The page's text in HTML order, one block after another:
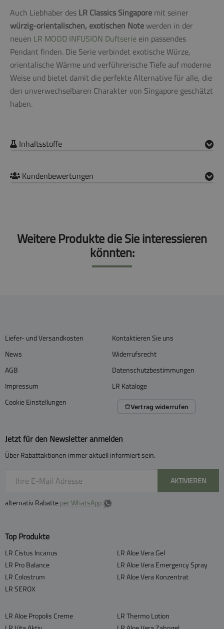
Auch Liebhaber desLR Classics Singaporemit seiner
würzig-orientalischen, exotischen Notewerden in der
neuen LR MOOD INFUSION Duftserieein passendes
Pendant finden. Die Serie verbindet exotische Würze,
orientalische Wärme und verführerische Tiefe auf moderne
Weise und bietet damit die perfekte Alternative für alle, die
den unverwechselbaren Charakter von Singapore geschätzt
haben.
Inhaltsstoffe
Kundenbewertungen
Weitere Produkte die Sie interessieren
könnten:
Liefer- und Versandkosten
News
AGB
Impressum
Cookie Einstellungen
Kontaktieren Sie uns
Widerrufsrecht
Datenschutzbestimmungen
LR Kataloge
Vertrag widerrufen
Jetzt für den Newsletter anmelden
Über Rabattaktionen immer aktuell informiert sein.
AKTIVIEREN
alternativ Rabatteper WhatsApp
Top Produkte
LR Cistus Incanus
LR Pro Balance
LR Colostrum
LR SEROX
LR Aloe Vera Gel
LR Aloe Vera Emergency Spray
LR Aloe Vera Konzentrat
LR Aloe Propolis Creme
LR Thermo Lotion